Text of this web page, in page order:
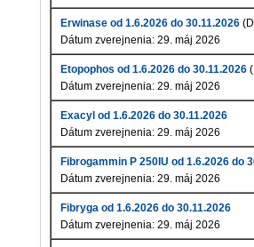
Erwinase od 1.6.2026 do 30.11.2026
Dátum zverejnenia: 29. máj 2026
Etopophos od 1.6.2026 do 30.11.2026
Dátum zverejnenia: 29. máj 2026
Exacyl od 1.6.2026 do 30.11.2026
Dátum zverejnenia: 29. máj 2026
Fibrogammin P 250IU od 1.6.2026 do
Dátum zverejnenia: 29. máj 2026
Fibryga od 1.6.2026 do 30.11.2026
Dátum zverejnenia: 29. máj 2026